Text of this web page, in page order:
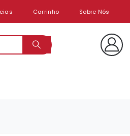
Carrinho Sobre Nós